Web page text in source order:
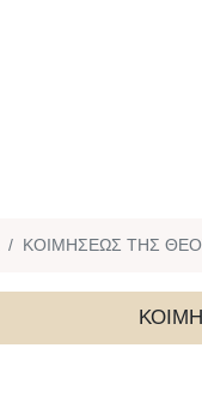
ΚΟΙΜΗΣΕΩΣ ΤΗΣ